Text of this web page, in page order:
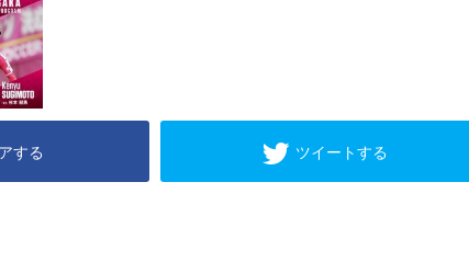
する ツイートする